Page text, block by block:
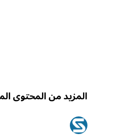
المزيد من المحتوى